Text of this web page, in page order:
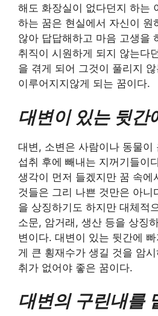
해도 화장실이 없다던지 하는
하는 꿈은 현실에서 자신이 원
않아 답답해하고 마음 고생을
취직이 시원하게 되지 않는다
을 겪게 되어 그것이 풀리지
이루어지지않게 되는 꿈이다.
대변이 있는 뒷간
대변, 소변은 사람이나 동물이
섭취 후에 빼내는 지꺼기들이
생각이 먼저 들겠지만 꿈 속에
것들은 그리 나쁜 것만은 아니
을 상징하기도 하지만 대체적
소문, 암거래, 생산 등을 상징
변이다. 대변이 있는 뒷간에
게 큰 횡재수가 생길 것을 암
취가 없어야 좋은 꿈이다.
대변의 구린내를